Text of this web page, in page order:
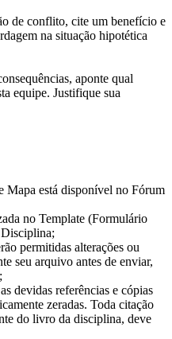
de conflito, cite um benefício e
na situação hipotética
aponte qual
equipe. Justifique sua
está disponível no Fórum
no Template (Formulário
permitidas alterações ou
seu arquivo antes de enviar,
devidas referências e cópias
zeradas. Toda citação
do livro da disciplina, deve